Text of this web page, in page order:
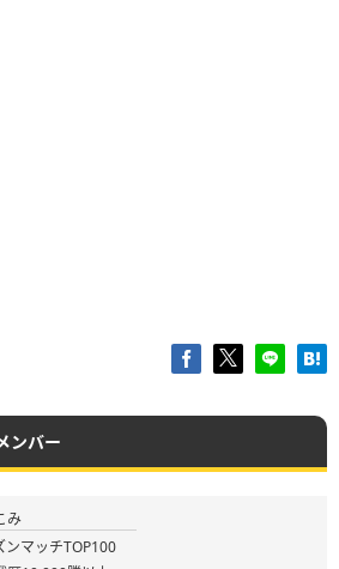
ンバー
み
ンマッチTOP100